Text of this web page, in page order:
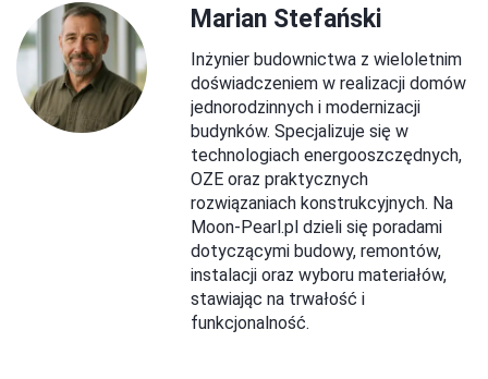
Marian Stefański
Inżynier budownictwa z wieloletnim
doświadczeniem w realizacji domów
jednorodzinnych i modernizacji
budynków. Specjalizuje się w
technologiach energooszczędnych,
OZE oraz praktycznych
rozwiązaniach konstrukcyjnych. Na
Moon-Pearl.pl dzieli się poradami
dotyczącymi budowy, remontów,
instalacji oraz wyboru materiałów,
stawiając na trwałość i
funkcjonalność.